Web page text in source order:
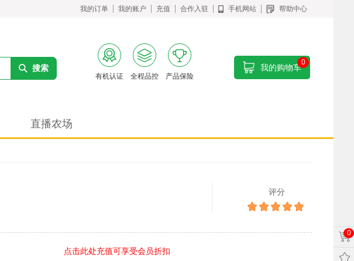
我的订单 我的账户 充值 合作入驻 手机网站 帮助中心
搜索
有机认证 全程品控 产品保险
我的购物车
0
直播农场
评分
点击此处充值可享受会员折扣
0